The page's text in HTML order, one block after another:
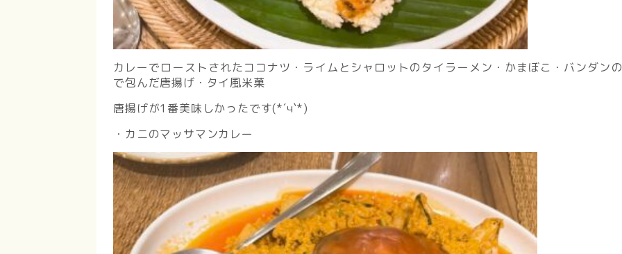
カレーでローストされたココナツ・ライムとシャロットのタイラーメン・かまぼこ・バンダン
で包んだ唐揚げ・タイ風米菓
唐揚げが1番美味しかったです(*´ч`*)
・カニのマッサマンカレー